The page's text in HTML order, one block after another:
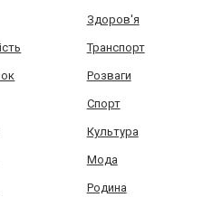
Здоров'я
Транспорт
Розваги
Спорт
Культура
Мода
Родина